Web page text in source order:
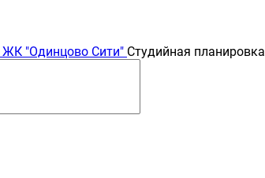
ЖК "Одинцово Сити" Студийная планировка